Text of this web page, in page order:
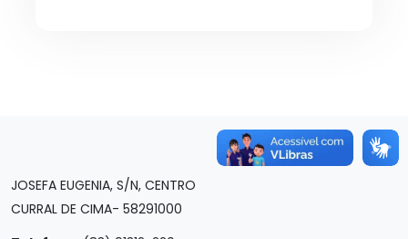
JOSEFA EUGENIA, S/N, CENTRO
CURRAL DE CIMA- 58291000